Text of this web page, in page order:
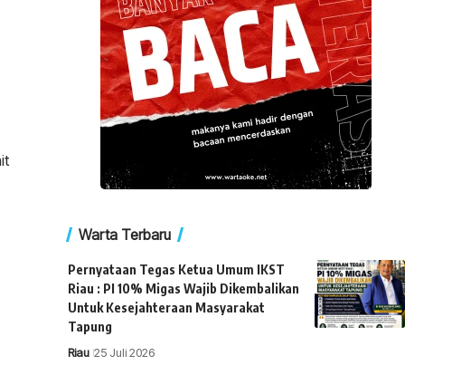
Warta Terbaru
Pernyataan Tegas Ketua Umum IKST
Riau : PI 10% Migas Wajib Dikembalikan
Untuk Kesejahteraan Masyarakat
Tapung
Riau 25 Juli 2026